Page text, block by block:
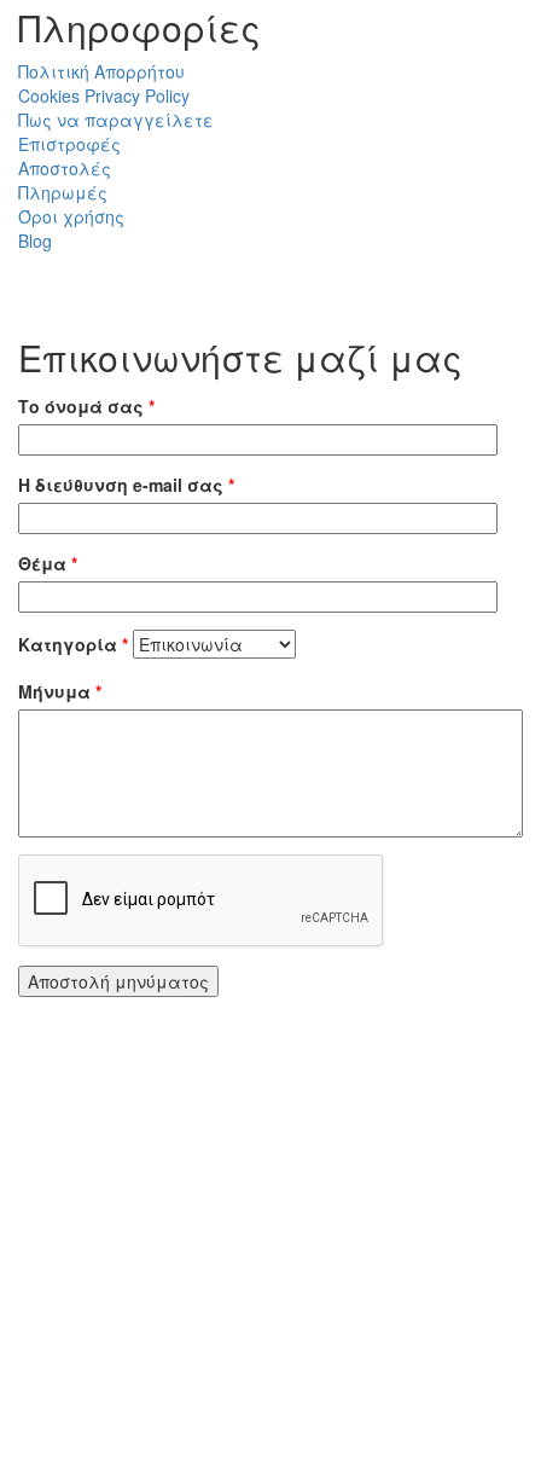
Πληροφορίες
Πολιτική Απορρήτου
Cookies Privacy Policy
Πως να παραγγείλετε
Επιστροφές
Αποστολές
Πληρωμές
Όροι χρήσης
Blog
Επικοινωνήστε μαζί μας
Το όνομά σας *
Η διεύθυνση e-mail σας *
Θέμα *
Κατηγορία *
Μήνυμα *